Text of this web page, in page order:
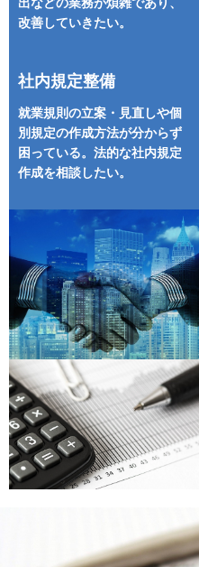
改善していきたい。
社内規定整備
就業規則の立案・見直しや個
別規定の作成方法が分からず
困っている。法的な社内規定
作成を相談したい。